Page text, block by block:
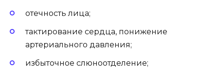
отечность лица;
тактирование сердца, понижение
артериального давления;
избыточное слюноотделение;